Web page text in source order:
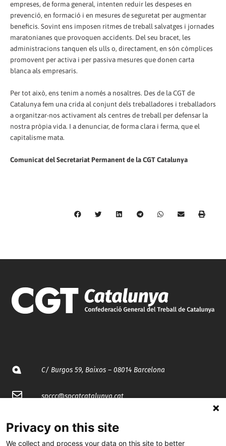
empreses, de forma general, intenten reduir les despeses en
prevenció, en formació i en mesures de seguretat per augmentar
beneficis. Sovint ens imposen ritmes de treball salvatges i jornades
maratonianes que provoquen accidents. Del seu bracet, les
administracions tanquen els ulls o, directament, en són còmplices
promovent per activa i per passiva mesures que donen carta
blanca als empresaris.
Per tot això, ens tenim a només a nosaltres. Des de la CGT de
Catalunya fem una crida al conjunt dels treballadores i treballadors
a organitzar-nos activament als centres de treball per defensar la
nostra pròpia vida. I a denunciar, de forma clara i ferma, que el
capitalisme mata.
Comunicat del Secretariat Permanent de la CGT Catalunya
C/ Burgos 59, Baixos – 08014 Barcelona
spccc@spcgtcatalunya.cat
Privacy on this site
We collect and process your data on this site to better